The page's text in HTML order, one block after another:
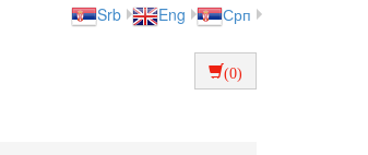
Srb Eng Срп
(0)